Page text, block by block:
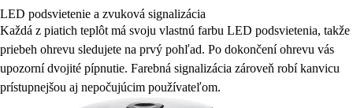
LED podsvietenie a zvuková signalizácia
Každá z piatich teplôt má svoju vlastnú farbu LED podsvietenia, takže
priebeh ohrevu sledujete na prvý pohľad. Po dokončení ohrevu vás
upozorní dvojité pípnutie. Farebná signalizácia zároveň robí kanvicu
prístupnejšou aj nepočujúcim používateľom.